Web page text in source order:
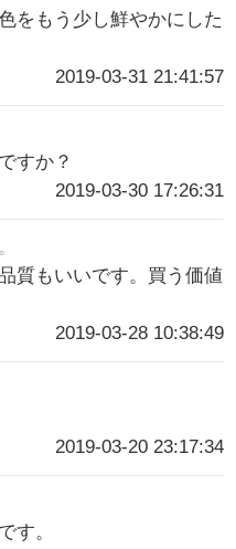
をもう少し鮮やかにした
2019-03-31 21:41:57
すか？
2019-03-30 17:26:31
質もいいです。買う価値
2019-03-28 10:38:49
2019-03-20 23:17:34
す。